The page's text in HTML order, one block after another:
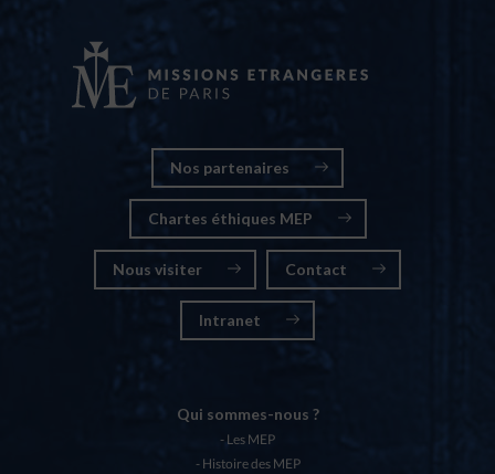
Nos partenaires
Chartes éthiques MEP
Nous visiter Contact
Intranet
Qui sommes-nous ?
Les MEP
Histoire des MEP